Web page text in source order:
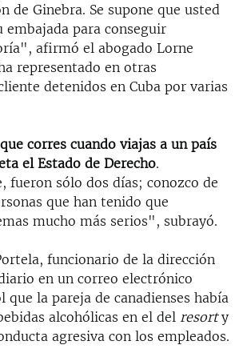
de Ginebra. Se supone que usted
embajada para conseguir
afirmó el abogado Lorne
representado en otras
detenidos en Cuba por varias
corres cuando viajas a un país
el Estado de Derecho.
fueron sólo dos días; conozco de
que han tenido que
mucho más serios", subrayó.
funcionario de la dirección
en un correo electrónico
que la pareja de canadienses había
alcohólicas en el del resorty
agresiva con los empleados.